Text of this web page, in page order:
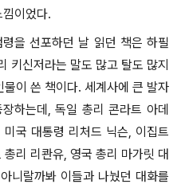
이었다.
을 선포하던 날 읽던 책은 하필
키신저라는 말도 많고 탈도 많지
이 쓴 책이다. 세계사에 큰 발자
하는데, 독일 총리 콘라트 아데
국 대통령 리처드 닉슨, 이집트
리 리콴유, 영국 총리 마가릿 대
니랄까봐 이들과 나눴던 대화를